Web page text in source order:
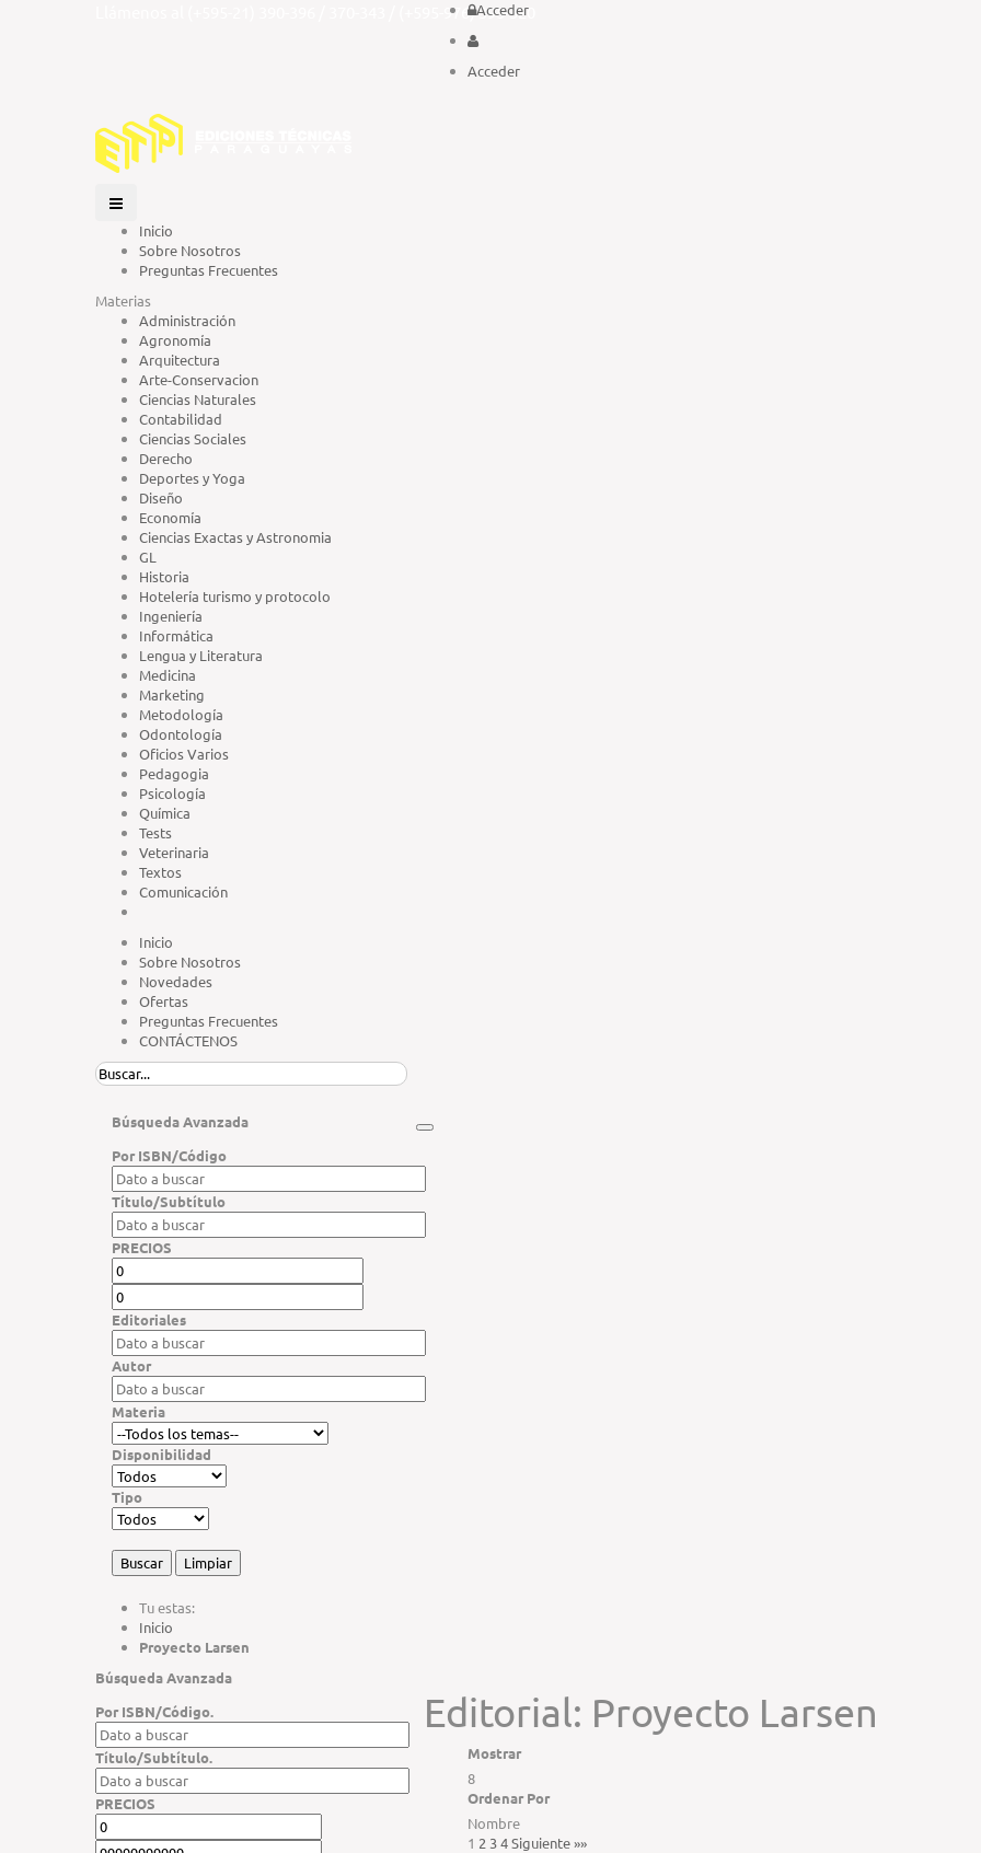
Llámenos al (+595-21) 390-396 / 370-343 / (+595-976) 395-320
Acceder
Acceder
Inicio
Sobre Nosotros
Preguntas Frecuentes
Materias
Administración
Agronomía
Arquitectura
Arte-Conservacion
Ciencias Naturales
Contabilidad
Ciencias Sociales
Derecho
Deportes y Yoga
Diseño
Economía
Ciencias Exactas y Astronomia
GL
Historia
Hotelería turismo y protocolo
Ingeniería
Informática
Lengua y Literatura
Medicina
Marketing
Metodología
Odontología
Oficios Varios
Pedagogia
Psicología
Química
Tests
Veterinaria
Textos
Comunicación
Inicio
Sobre Nosotros
Novedades
Ofertas
Preguntas Frecuentes
CONTÁCTENOS
Búsqueda Avanzada
Por ISBN/Código
Título/Subtítulo
PRECIOS
Editoriales
Autor
Materia
Disponibilidad
Tipo
Buscar
Tu estas:
Inicio
Proyecto Larsen
Búsqueda Avanzada
Por ISBN/Código.
Título/Subtítulo.
PRECIOS
Editorial: Proyecto Larsen
Mostrar
8
Ordenar Por
Nombre
1 2 34Siguiente»»